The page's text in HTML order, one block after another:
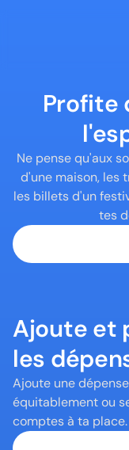
Profite
Ne pense qu'aux
d'une maison, les
les billets d'un
tes
Ajoute et
les
Ajoute une
équitablement ou
comptes à ta place.